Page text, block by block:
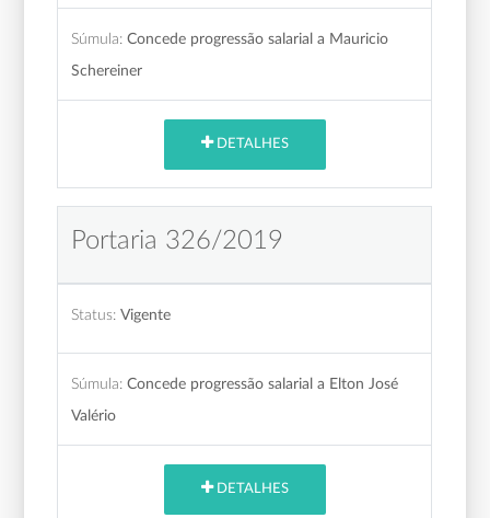
Súmula: Concede progressão salarial a Mauricio
Schereiner
DETALHES
Portaria 326/2019
Status: Vigente
Súmula: Concede progressão salarial a Elton José
Valério
DETALHES